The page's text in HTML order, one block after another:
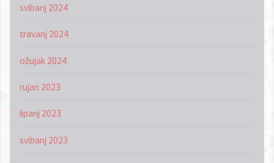
svibanj 2024
travanj 2024
ožujak 2024
rujan 2023
lipanj 2023
svibanj 2023